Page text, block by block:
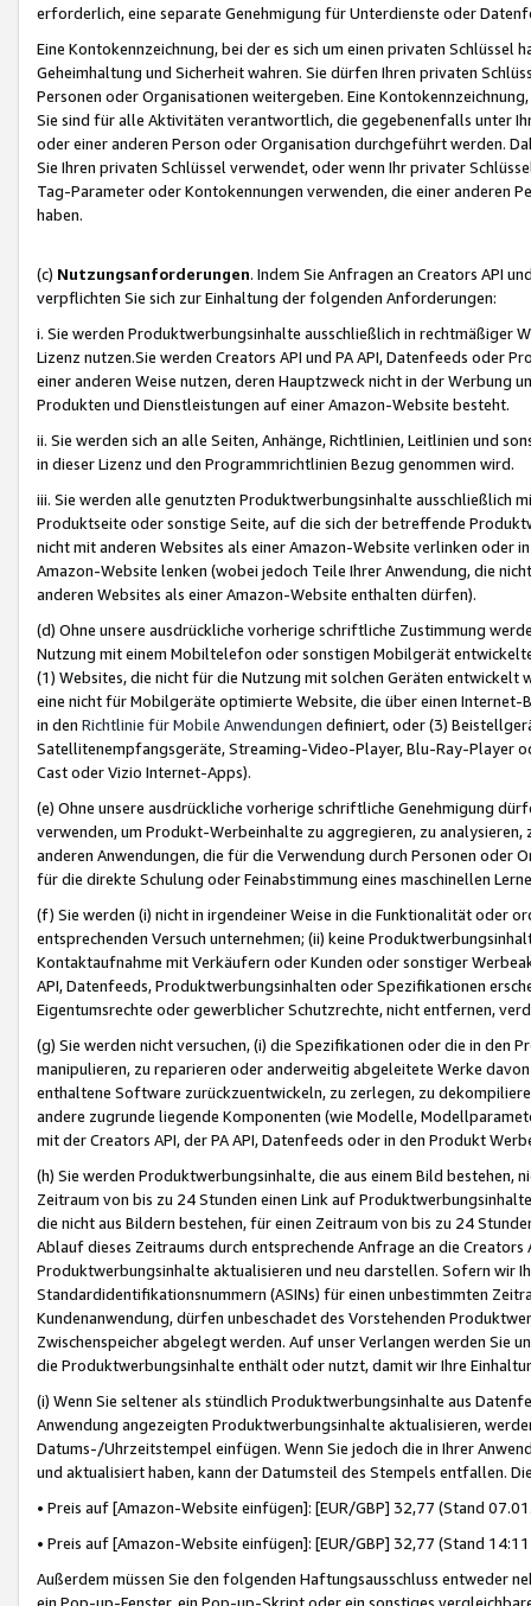
erforderlich, eine separate Genehmigung für Unterdienste oder
Eine Kontokennzeichnung, bei der es sich um einen privaten
Geheimhaltung und Sicherheit wahren. Sie dürfen Ihren privaten
Personen oder Organisationen weitergeben. Eine
Sie sind für alle Aktivitäten verantwortlich, die gegebenenfalls unter
oder einer anderen Person oder Organisation durchgeführt werden.
Sie Ihren privaten Schlüssel verwendet, oder wenn Ihr privater
Tag-Parameter oder Kontokennungen verwenden, die einer anderen
haben.
(c) Nutzungsanforderungen. Indem Sie Anfragen an Creators API
verpflichten Sie sich zur Einhaltung der folgenden Anforderungen:
i. Sie werden Produktwerbungsinhalte ausschließlich in rechtmäßiger
Lizenz nutzen.Sie werden Creators API und PA API, Datenfeeds oder
einer anderen Weise nutzen, deren Hauptzweck nicht in der Werbung
Produkten und Dienstleistungen auf einer Amazon-Website besteht.
ii. Sie werden sich an alle Seiten, Anhänge, Richtlinien, Leitlinien und
in dieser Lizenz und den Programmrichtlinien Bezug genommen wird.
iii. Sie werden alle genutzten Produktwerbungsinhalte ausschließlich
Produktseite oder sonstige Seite, auf die sich der betreffende
nicht mit anderen Websites als einer Amazon-Website verlinken oder
Amazon-Website lenken (wobei jedoch Teile Ihrer Anwendung, die
anderen Websites als einer Amazon-Website enthalten dürfen).
(d) Ohne unsere ausdrückliche vorherige schriftliche Zustimmung
Nutzung mit einem Mobiltelefon oder sonstigen Mobilgerät
(1) Websites, die nicht für die Nutzung mit solchen Geräten
eine nicht für Mobilgeräte optimierte Website, die über einen
in den Richtlinie für Mobile Anwendungen definiert, oder (3)
Satellitenempfangsgeräte, Streaming-Video-Player, Blu-Ray-Player
Cast oder Vizio Internet-Apps).
(e) Ohne unsere ausdrückliche vorherige schriftliche Genehmigung
verwenden, um Produkt-Werbeinhalte zu aggregieren, zu
anderen Anwendungen, die für die Verwendung durch Personen
für die direkte Schulung oder Feinabstimmung eines maschinellen
(f) Sie werden (i) nicht in irgendeiner Weise in die Funktionalität oder
entsprechenden Versuch unternehmen; (ii) keine
Kontaktaufnahme mit Verkäufern oder Kunden oder sonstiger
API, Datenfeeds, Produktwerbungsinhalten oder Spezifikationen
Eigentumsrechte oder gewerblicher Schutzrechte, nicht entfernen,
(g) Sie werden nicht versuchen, (i) die Spezifikationen oder die in
manipulieren, zu reparieren oder anderweitig abgeleitete Werke
enthaltene Software zurückzuentwickeln, zu zerlegen, zu
andere zugrunde liegende Komponenten (wie Modelle,
mit der Creators API, der PA API, Datenfeeds oder in den Produkt
(h) Sie werden Produktwerbungsinhalte, die aus einem Bild bestehen,
Zeitraum von bis zu 24 Stunden einen Link auf
die nicht aus Bildern bestehen, für einen Zeitraum von bis zu 24
Ablauf dieses Zeitraums durch entsprechende Anfrage an die
Produktwerbungsinhalte aktualisieren und neu darstellen. Sofern wir
Standardidentifikationsnummern (ASINs) für einen unbestimmten
Kundenanwendung, dürfen unbeschadet des Vorstehenden
Zwischenspeicher abgelegt werden. Auf unser Verlangen werden Sie
die Produktwerbungsinhalte enthält oder nutzt, damit wir Ihre
(i) Wenn Sie seltener als stündlich Produktwerbungsinhalte aus
Anwendung angezeigten Produktwerbungsinhalte aktualisieren,
Datums-/Uhrzeitstempel einfügen. Wenn Sie jedoch die in Ihrer
und aktualisiert haben, kann der Datumsteil des Stempels entfallen.
• Preis auf [Amazon-Website einfügen]: [EUR/GBP] 32,77 (Stand
• Preis auf [Amazon-Website einfügen]: [EUR/GBP] 32,77 (Stand
Außerdem müssen Sie den folgenden Haftungsausschluss entweder
ein Pop-up-Fenster, ein Pop-up-Skript oder ein sonstiges